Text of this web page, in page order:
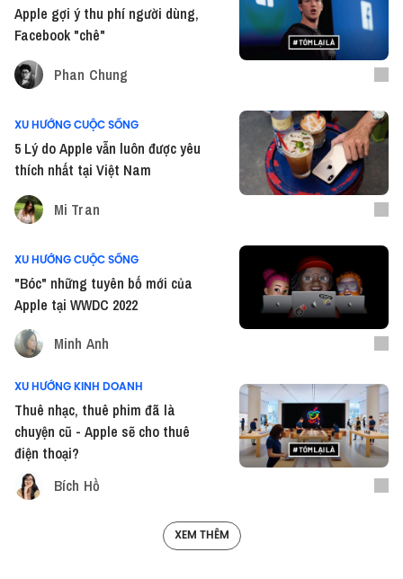
Apple gợi ý thu phí người dùng,
Facebook "chê"
Phan Chung
XU HƯỚNG CUỘC SỐNG
5 Lý do Apple vẫn luôn được yêu
thích nhất tại Việt Nam
Mi Tran
XU HƯỚNG CUỘC SỐNG
"Bóc" những tuyên bố mới của
Apple tại WWDC 2022
Minh Anh
XU HƯỚNG KINH DOANH
Thuê nhạc, thuê phim đã là
chuyện cũ - Apple sẽ cho thuê
điện thoại?
Bích Hồ
XEM THÊM